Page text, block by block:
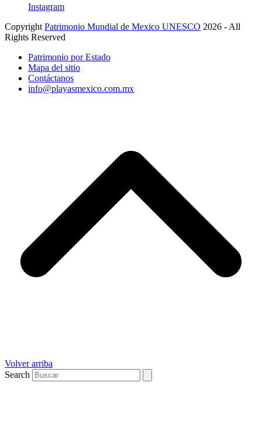
Instagram
Copyright Patrimonio Mundial de Mexico UNESCO 2026 - All
Rights Reserved
Patrimonio por Estado
Mapa del sitio
Contáctanos
info@playasmexico.com.mx
Volver arriba
Search